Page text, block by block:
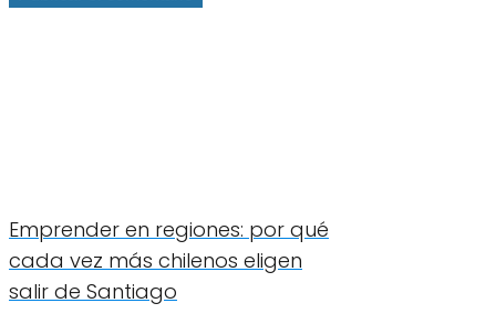
Emprender en regiones: por qué
cada vez más chilenos eligen
salir de Santiago